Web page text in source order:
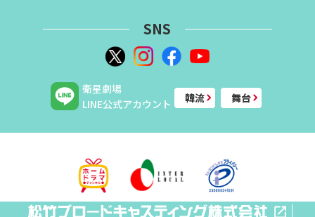
SNS
衛星劇場
LINE公式アカウント
韓流 舞台